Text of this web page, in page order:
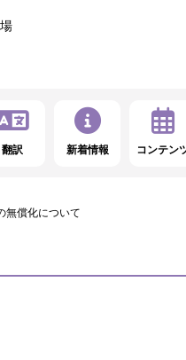
翻訳 新着情報 コンテン
無償化について